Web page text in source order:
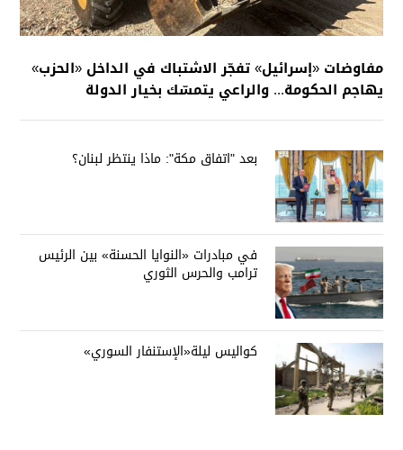
مفاوضات «إسرائيل» تفجّر الاشتباك في الداخل «الحزب»
يهاجم الحكومة... والراعي يتمسّك بخيار الدولة
بعد "اتفاق مكة": ماذا ينتظر لبنان؟
في مبادرات «النوايا الحسنة» بين الرئيس
ترامب والحرس الثوري
كواليس ليلة«الإستنفار السوري»